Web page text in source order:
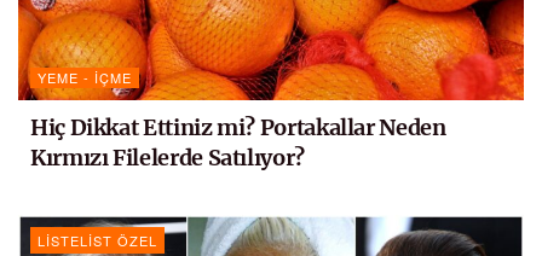
YEME - İÇME
Hiç Dikkat Ettiniz mi? Portakallar Neden
Kırmızı Filelerde Satılıyor?
LISTELIST ÖZEL